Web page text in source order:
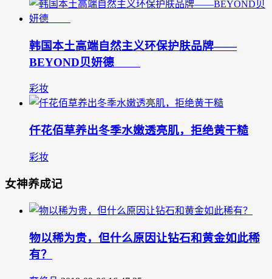
韩国本土高端自然主义环保护肤品牌——
BEYOND贝妍德
彩妆
仟花佰草养出冬季水嫩透亮肌，拒绝黄干糙
彩妆
女神养成记
物以稀为贵，但什么原因让钻石和黄金如此稀
有？